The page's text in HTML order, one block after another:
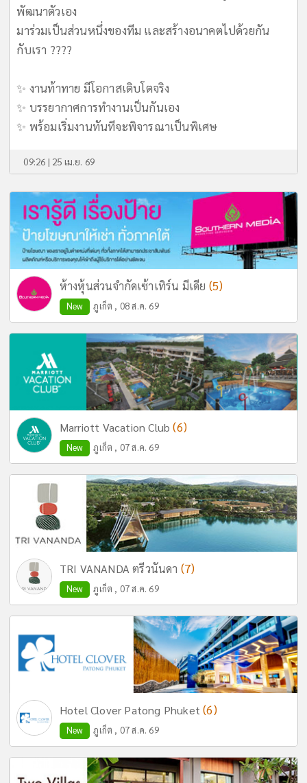
พัฒนาตัวเอง
มาร่วมเป็นส่วนหนึ่งของทีม และสร้างอนาคตไปด้วยกัน
กับเรา ????
✨ งานท้าทาย มีโอกาสเติบโตจริง
✨ บรรยากาศการทำงานเป็นกันเอง
✨ พร้อมเริ่มงานทันทีจะพิจารณาเป็นพิเศษ
09:26 | 25 เม.ย. 69
ห้างหุ้นส่วนจำกัดเซ้าเทิร์น มีเดีย (5)
New ภูเก็ต , 08 ส.ค. 69
Marriott Vacation Club(6)
New ภูเก็ต , 07 ส.ค. 69
TRI VANANDA ตรีวนันดา (7)
New ภูเก็ต , 07 ส.ค. 69
Hotel Clover Patong Phuket(6)
New ภูเก็ต , 07 ส.ค. 69